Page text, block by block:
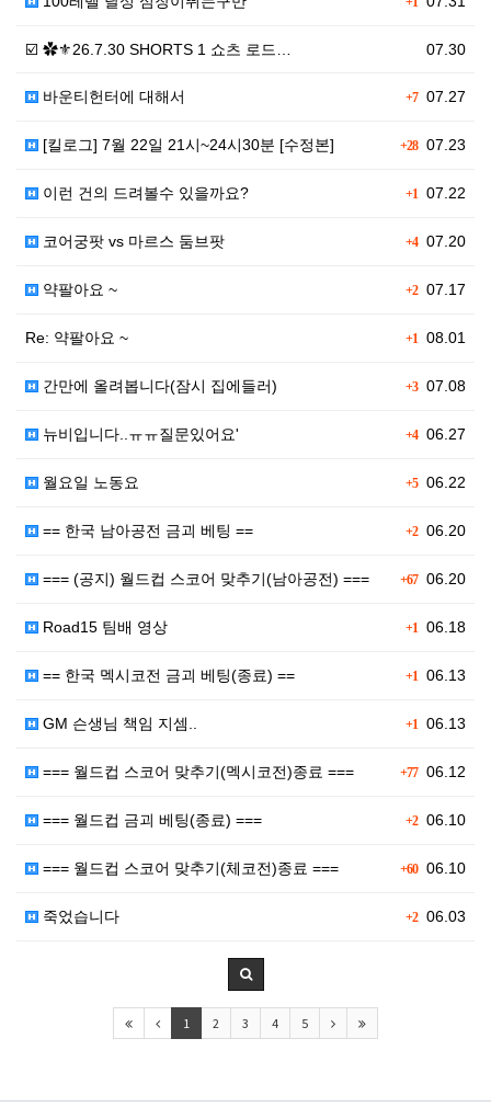
07.30
☑️ ✿⚜26.7.30 SHORTS 1 쇼츠 로드…
+707.27
바운티헌터에 대해서
+2807.23
[킬로그] 7월 22일 21시~24시30분 [수정본]
+1 07.22
이런 건의 드려볼수 있을까요?
+407.20
코어궁팟 vs 마르스 둠브팟
+207.17
약팔아요 ~
+1 08.01
Re: 약팔아요 ~
+307.08
간만에 올려봅니다(잠시 집에들러)
+406.27
뉴비입니다..ㅠㅠ질문있어요'
+506.22
월요일 노동요
+206.20
== 한국 남아공전 금괴 베팅 ==
+6706.20
=== (공지) 월드컵 스코어 맞추기(남아공전) ===
+1 06.18
Road15 팀배 영상
+1 06.13
== 한국 멕시코전 금괴 베팅(종료) ==
+1 06.13
GM 슨생님 책임 지셈..
+7706.12
=== 월드컵 스코어 맞추기(멕시코전)종료 ===
+206.10
=== 월드컵 금괴 베팅(종료) ===
+6006.10
=== 월드컵 스코어 맞추기(체코전)종료 ===
+206.03
죽었습니다
1 2 3 4 5